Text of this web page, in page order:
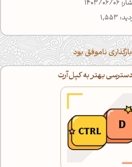
06/06
1,553
بارگذاری ناموفق بود
بهتر به کپل‌آرت